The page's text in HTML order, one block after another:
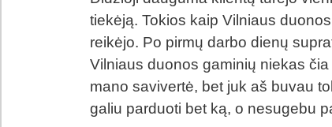
tiekėją. Tokios kaip Vilniaus
reikėjo. Po pirmų darbo dienų
Vilniaus duonos gaminių niekas
mano savivertė, bet juk aš buvau
galiu parduoti bet ką, o nesugebu